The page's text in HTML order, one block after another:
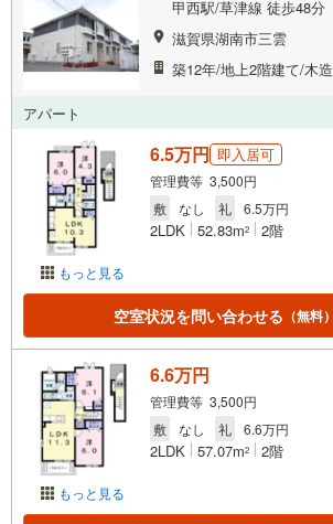
甲西駅/草津線 徒歩48分
滋賀県湖南市三雲
築12年/地上2階建て/木造
アパート
もっと見る
6.5万円 即入居可
管理費等 3,500円
敷
なし 礼 6.5万円
2LDK 52.83m2 2階
空室状況を問い合わせる （無料）
もっと見る
6.6万円
管理費等 3,500円
敷
なし 礼 6.6万円
2LDK 57.07m2 2階